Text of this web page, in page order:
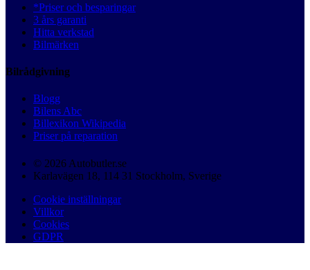
*Priser och besparingar
3 års garanti
Hitta verkstad
Bilmärken
Bilrådgivning
Blogg
Bilens Abc
Billexikon Wikipedia
Priser på reparation
© 2026 Autobutler.se
Karlavägen 18, 114 31 Stockholm, Sverige
Cookie inställningar
Villkor
Cookies
GDPR